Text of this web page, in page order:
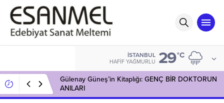
İSTANBUL
HAFIF YAĞMURLU 29°C
Gülenay Güneş’in Kitaplığı: GENÇ BİR DOKTORUN
ANILARI